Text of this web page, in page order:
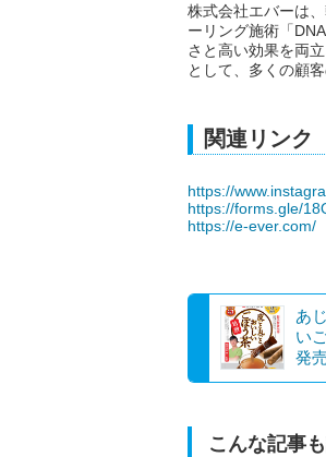
株式会社エバーは
ーリング施術「
さと高い効果を両
として、多くの顧
関連リンク
https://
https://forms.gle/
https://e-ever.com/
あ
い
発売
こんな記事